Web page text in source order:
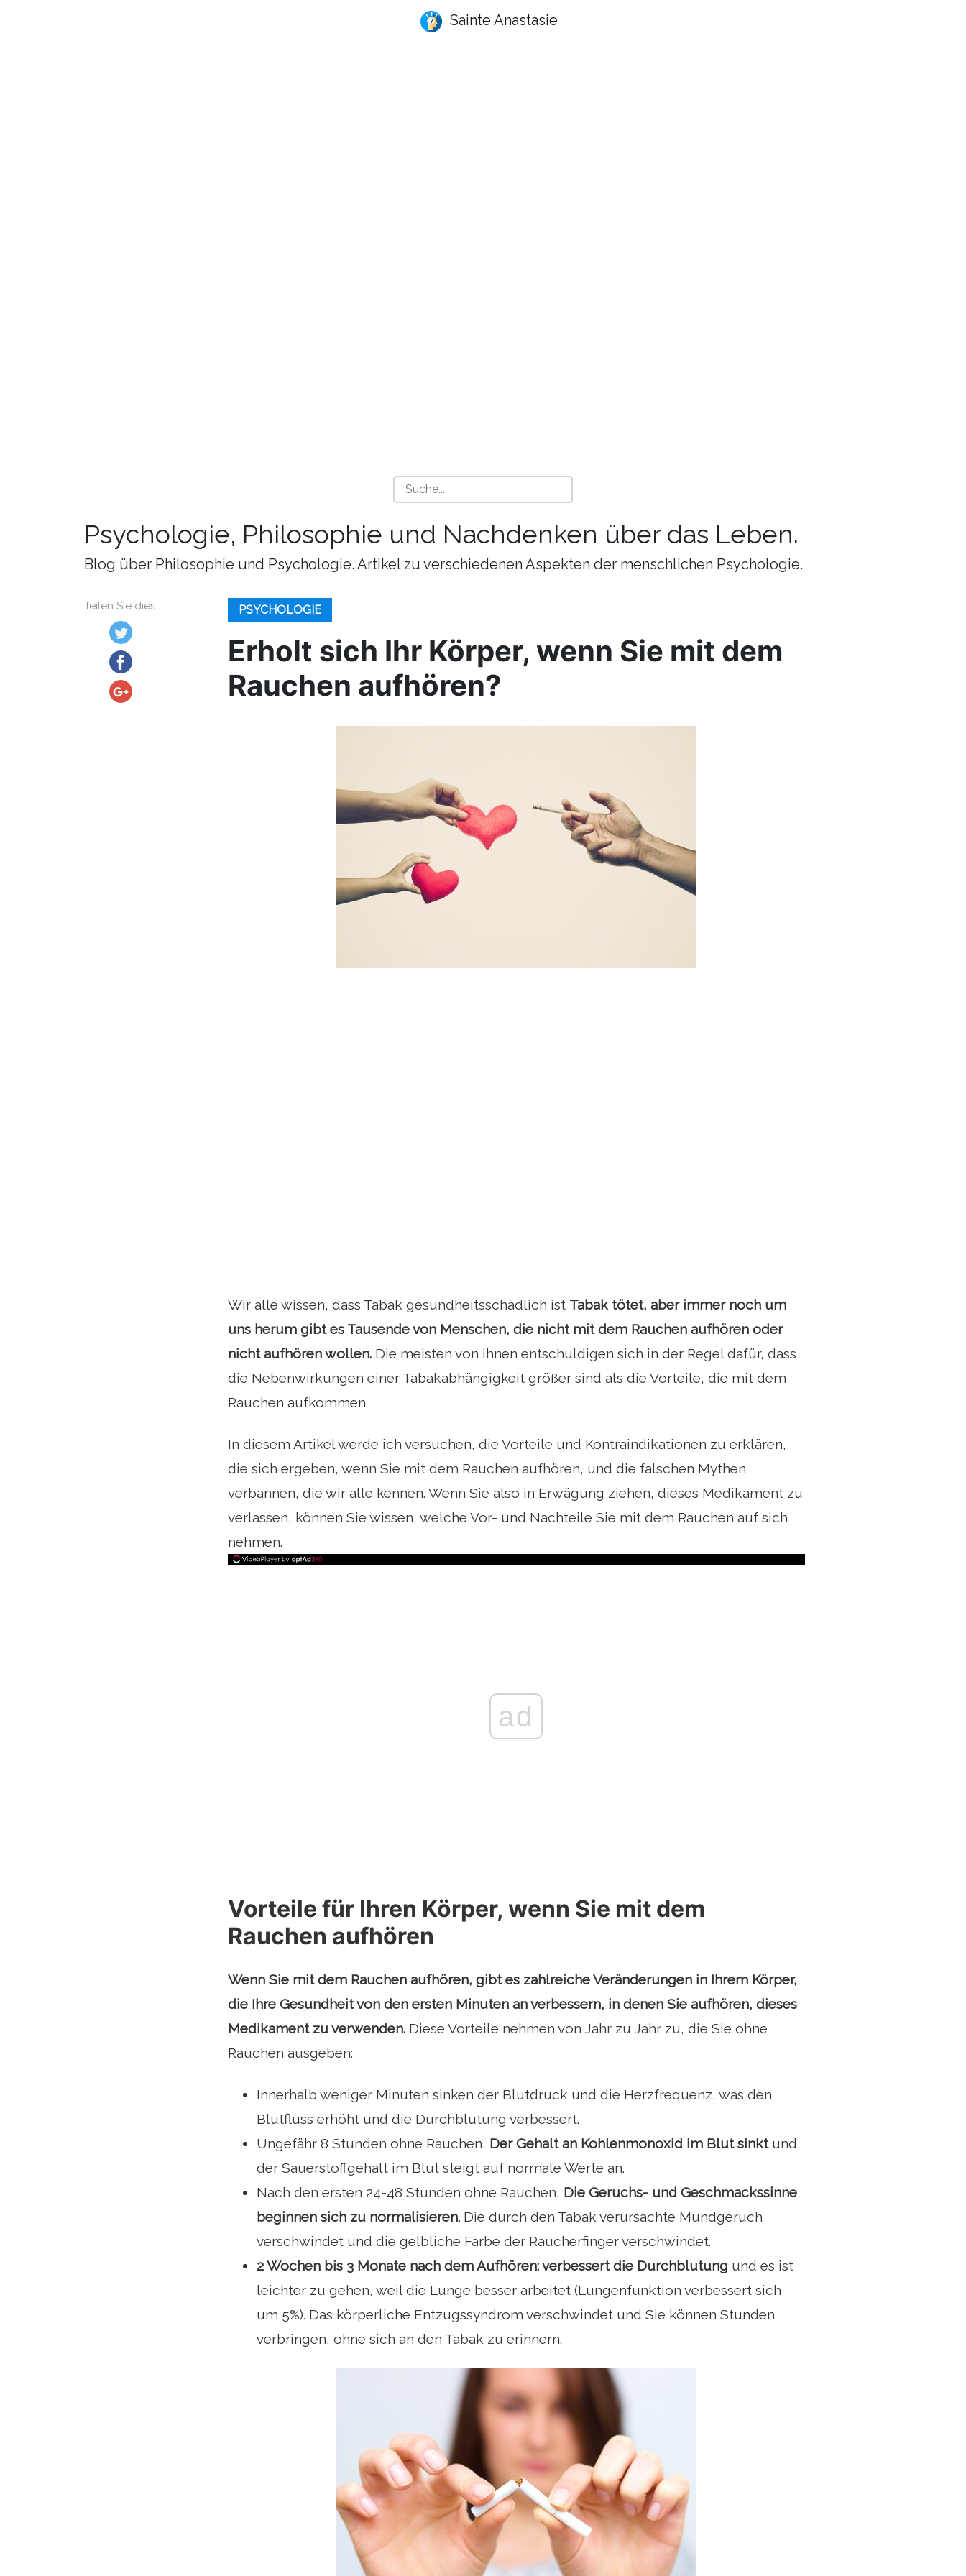
Sainte Anastasie
Psychologie, Philosophie und Nachdenken über das Leben.
Blog über Philosophie und Psychologie. Artikel zu verschiedenen Aspekten der menschlichen Psychologie.
Teilen Sie dies: PSYCHOLOGIE
Erholt sich Ihr Körper, wenn Sie mit dem
Rauchen aufhören?
Wir alle wissen, dass Tabak gesundheitsschädlich ist Tabak tötet, aber immer noch um
uns herum gibt es Tausende von Menschen, die nicht mit dem Rauchen aufhören oder
nicht aufhören wollen. Die meisten von ihnen entschuldigen sich in der Regel dafür, dass
die Nebenwirkungen einer Tabakabhängigkeit größer sind als die Vorteile, die mit dem
Rauchen aufkommen.
In diesem Artikel werde ich versuchen, die Vorteile und Kontraindikationen zu erklären,
die sich ergeben, wenn Sie mit dem Rauchen aufhören, und die falschen Mythen
verbannen, die wir alle kennen. Wenn Sie also in Erwägung ziehen, dieses Medikament zu
verlassen, können Sie wissen, welche Vor- und Nachteile Sie mit dem Rauchen auf sich
nehmen.
ad
Vorteile für Ihren Körper, wenn Sie mit dem
Rauchen aufhören
Wenn Sie mit dem Rauchen aufhören, gibt es zahlreiche Veränderungen in Ihrem Körper,
die Ihre Gesundheit von den ersten Minuten an verbessern, in denen Sie aufhören, dieses
Medikament zu verwenden. Diese Vorteile nehmen von Jahr zu Jahr zu, die Sie ohne
Rauchen ausgeben:
Innerhalb weniger Minuten sinken der Blutdruck und die Herzfrequenz, was den
Blutfluss erhöht und die Durchblutung verbessert.
Ungefähr 8 Stunden ohne Rauchen, Der Gehalt an Kohlenmonoxid im Blut sinktund
der Sauerstoffgehalt im Blut steigt auf normale Werte an.
Nach den ersten 24-48 Stunden ohne Rauchen, Die Geruchs- und Geschmackssinne
beginnen sich zu normalisieren. Die durch den Tabak verursachte Mundgeruch
verschwindet und die gelbliche Farbe der Raucherfinger verschwindet.
2 Wochen bis 3 Monate nach dem Aufhören: verbessert die Durchblutung und es ist
leichter zu gehen, weil die Lunge besser arbeitet (Lungenfunktion verbessert sich
um 5%). Das körperliche Entzugssyndrom verschwindet und Sie können Stunden
verbringen, ohne sich an den Tabak zu erinnern.